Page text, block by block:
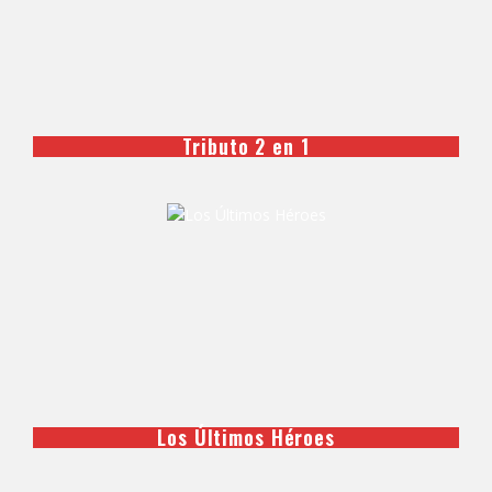
Tributo 2 en 1
Los Últimos Héroes